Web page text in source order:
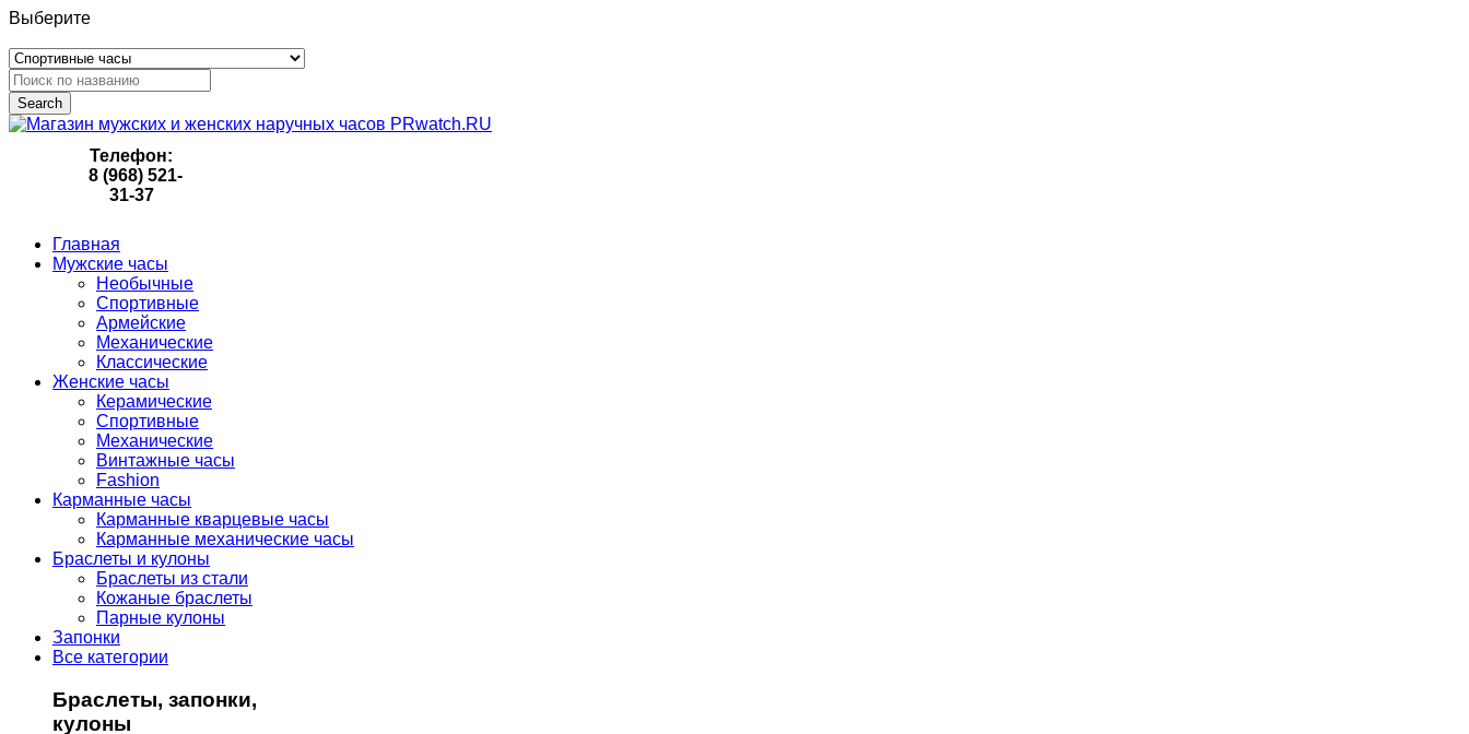
Выберите
Search
Телефон:
8 (968) 521-
31-37
Главная
Мужские часы
Необычные
Спортивные
Армейские
Механические
Классические
Женские часы
Керамические
Спортивные
Механические
Винтажные часы
Fashion
Карманные часы
Карманные кварцевые часы
Карманные механические часы
Браслеты и кулоны
Браслеты из стали
Кожаные браслеты
Парные кулоны
Запонки
Все категории
Браслеты, запонки,
кулоны